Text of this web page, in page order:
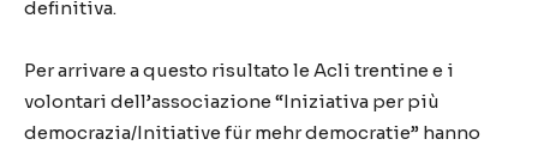
definitiva.
Per arrivare a questo risultato le Acli trentine e i
volontari dell’associazione “Iniziativa per più
democrazia/Initiative für mehr democratie” hanno